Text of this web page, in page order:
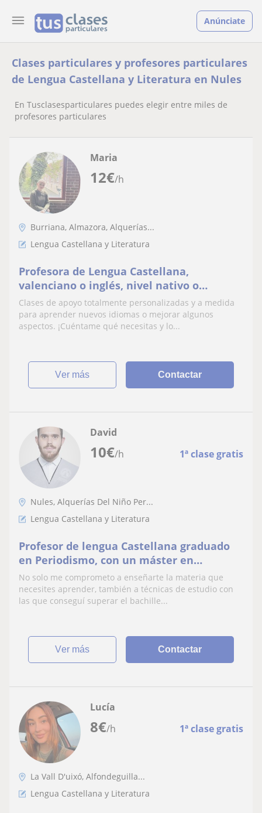
Anúnciate
Clases particulares y profesores particulares
de Lengua Castellana y Literatura en Nules
En Tusclasesparticulares puedes elegir entre miles de
profesores particulares
12€/h
Maria
Burriana, Almazora, Alquerías...
Lengua Castellana y Literatura
Profesora de Lengua Castellana,
valenciano o inglés, nivel nativo o
avanzado
Clases de apoyo totalmente personalizadas y a medida
para aprender nuevos idiomas o mejorar algunos
aspectos. ¡Cuéntame qué necesitas y lo...
ver más Contactar
10€/h 1ª clase gratis
David
Nules, Alquerías Del Niño Per...
Lengua Castellana y Literatura
Profesor de lengua Castellana graduado
en Periodismo, con un máster en
marketing digital y experiencia en trato
con adolescentes.
No solo me comprometo a enseñarte la materia que
necesites aprender, también a técnicas de estudio con
las que conseguí superar el bachille...
ver más Contactar
8€/h 1ª clase gratis
Lucía
La Vall D'uixó, Alfondeguilla...
Lengua Castellana y Literatura